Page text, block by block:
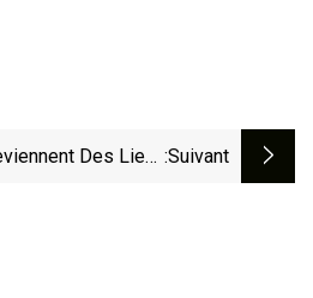
Des Lieux :suivant